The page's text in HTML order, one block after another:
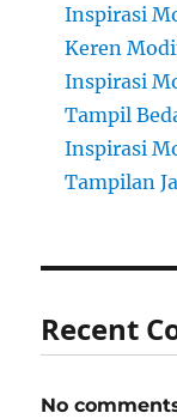
Inspirasi
Keren
Inspirasi
Tampil
Inspirasi
Tampilan
Recent
No